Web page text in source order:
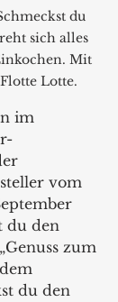
du
sich alles
Mit
Lotte.
im
vom
du den
zum
du den